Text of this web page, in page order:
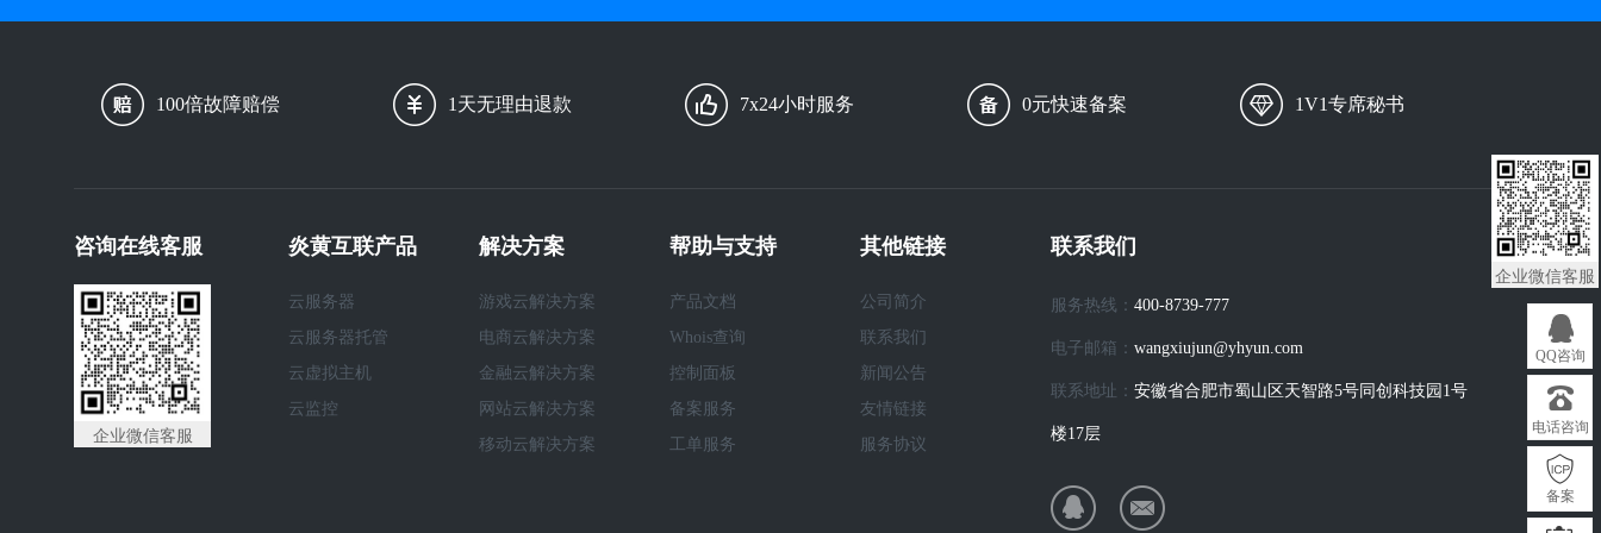
100倍故障赔偿 1天无理由退款 7x24小时服务 0元快速备案 1V1专席秘书
咨询在线客服
企业微信客服
炎黄互联产品
云服务器
云服务器托管
云虚拟主机
云监控
解决方案
游戏云解决方案
电商云解决方案
金融云解决方案
网站云解决方案
移动云解决方案
帮助与支持
产品文档
Whois查询
控制面板
备案服务
工单服务
其他链接
公司简介
联系我们
新闻公告
友情链接
服务协议
联系我们
服务热线： 400-8739-777
电子邮箱： wangxiujun@yhyun.com
联系地址： 安徽省合肥市蜀山区天智路5号同创科技园1号
楼17层
企业微信客服
QQ咨询
电话咨询
备案